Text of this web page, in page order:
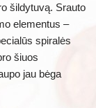
šildytuvą. Srauto
elementus –
spiralės
šiuos
jau bėga